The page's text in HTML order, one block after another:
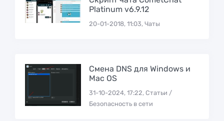
Platinum v6.9.12
20-01-2018, 11:03, Чаты
Смена DNS для Windows и
Mac OS
31-10-2024, 17:22, Статьи /
Безопасность в сети